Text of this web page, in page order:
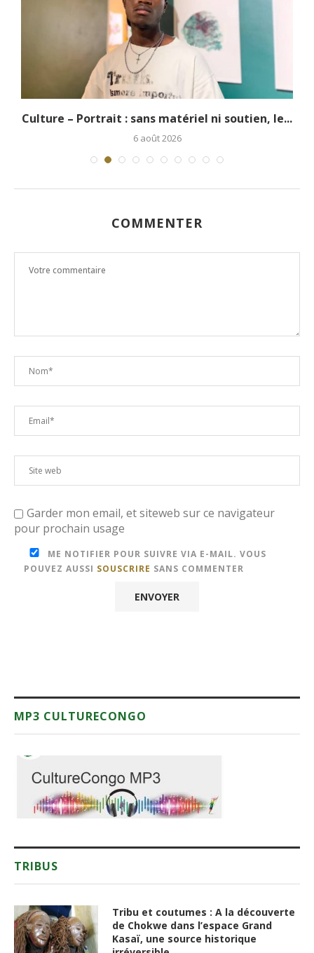
Culture – Portrait : sans matériel ni soutien, le...
6 août 2026
COMMENTER
Garder mon email, et siteweb sur ce navigateur
pour prochain usage
ME NOTIFIER POUR SUIVRE VIA E-MAIL. VOUS
POUVEZ AUSSI SOUSCRIRE SANS COMMENTER
MP3 CULTURECONGO
TRIBUS
Tribu et coutumes : A la découverte
de Chokwe dans l’espace Grand
Kasaï, une source historique